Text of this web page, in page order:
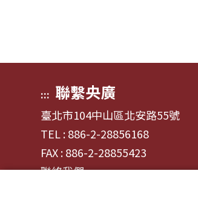
::: 聯繫央廣
臺北市104中山區北安路55號
TEL : 886-2-28856168
FAX : 886-2-28855423
聯絡我們